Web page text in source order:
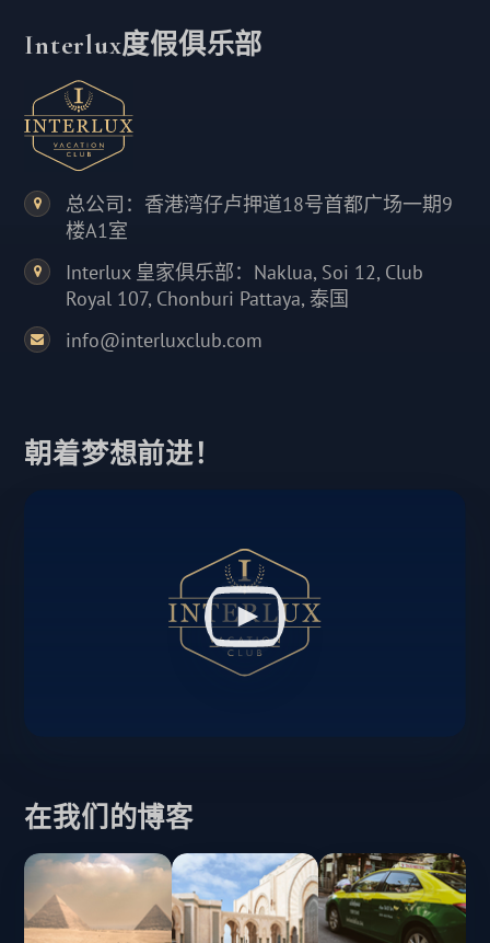
Interlux度假俱乐部
总公司：香港湾仔卢押道18号首都广场一期9
楼A1室
Interlux 皇家俱乐部：Naklua, Soi 12, Club
Royal 107, Chonburi Pattaya, 泰国
info@interluxclub.com
朝着梦想前进！
在我们的博客